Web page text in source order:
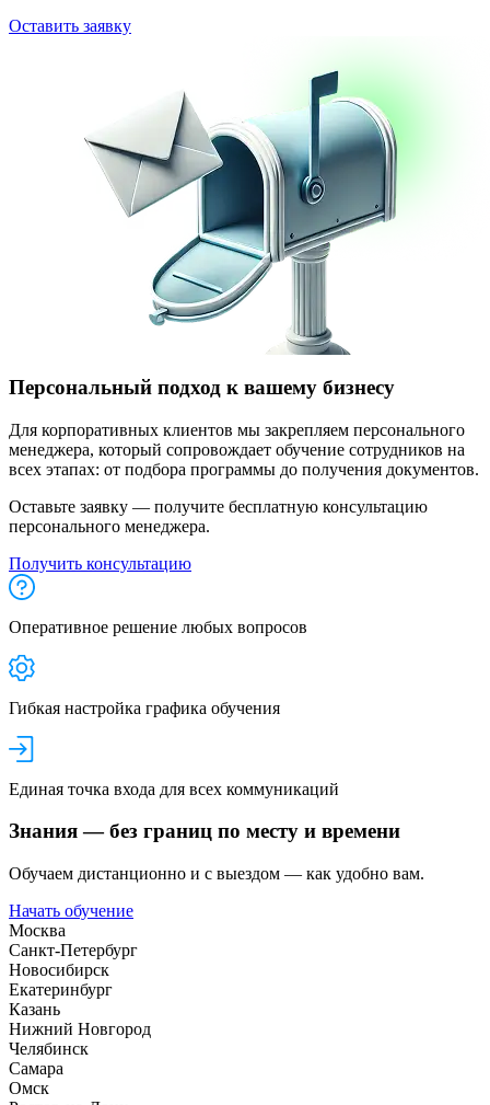
Оставить заявку
Персональный подход к вашему бизнесу
Для корпоративных клиентов мы закрепляем персонального
менеджера, который сопровождает обучение сотрудников на
всех этапах: от подбора программы до получения документов.
Оставьте заявку — получите бесплатную консультацию
персонального менеджера.
Получить консультацию
Оперативное решение любых вопросов
Гибкая настройка графика обучения
Единая точка входа для всех коммуникаций
Знания — без границ по месту и времени
Обучаем дистанционно и с выездом — как удобно вам.
Начать обучение
Москва
Санкт-Петербург
Новосибирск
Екатеринбург
Казань
Нижний Новгород
Челябинск
Самара
Омск